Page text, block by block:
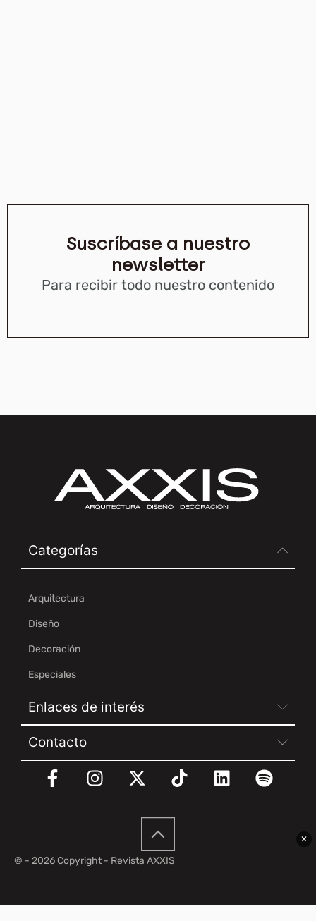
Suscríbase a nuestro
newsletter
Para recibir todo nuestro contenido
✕
Categorías
Arquitectura
Diseño
Decoración
Especiales
Enlaces de interés
Contacto
© - 2026 Copyright - Revista AXXIS